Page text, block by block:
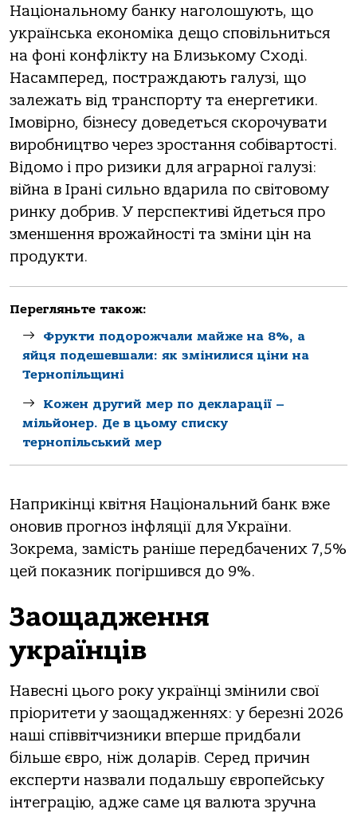
Національному банку наголошують, що
українська економіка дещо сповільниться
на фоні конфлікту на Близькому Сході.
Насамперед, постраждають галузі, що
залежать від транспорту та енергетики.
Імовірно, бізнесу доведеться скорочувати
виробництво через зростання собівартості.
Відомо і про ризики для аграрної галузі:
війна в Ірані сильно вдарила по світовому
ринку добрив. У перспективі йдеться про
зменшення врожайності та зміни цін на
продукти.
Перегляньте також:
Фрукти подорожчали майже на 8%, а
яйця подешевшали: як змінилися ціни на
Тернопільщині
Кожен другий мер по декларації –
мільйонер. Де в цьому списку
тернопільський мер
Наприкінці квітня Національний банк вже
оновив прогноз інфляції для України.
Зокрема, замість раніше передбачених 7,5%
цей показник погіршився до 9%.
Заощадження
українців
Навесні цього року українці змінили свої
пріоритети у заощадженнях: у березні 2026
наші співвітчизники вперше придбали
більше євро, ніж доларів. Серед причин
експерти назвали подальшу європейську
інтеграцію, адже саме ця валюта зручна